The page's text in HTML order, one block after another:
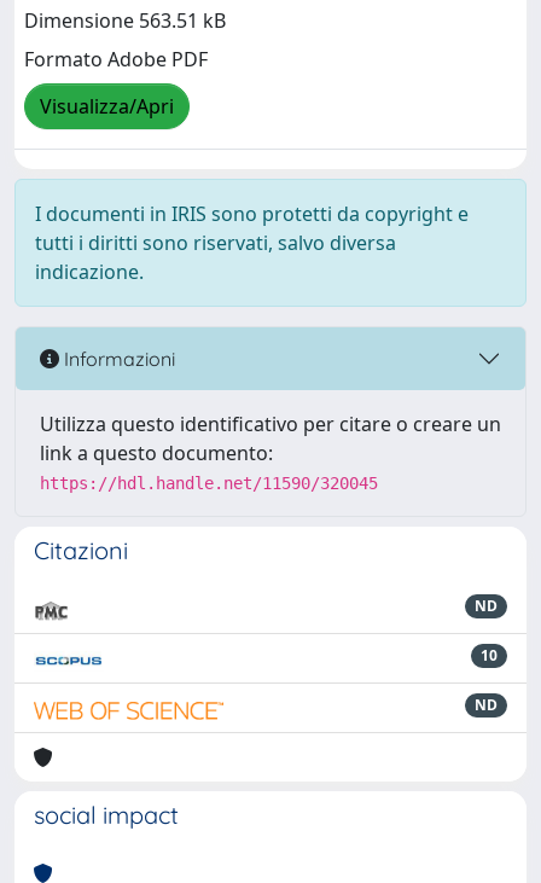
Dimensione 563.51 kB
Formato Adobe PDF
Visualizza/Apri
I documenti in IRIS sono protetti da copyright e
tutti i diritti sono riservati, salvo diversa
indicazione.
Informazioni
Utilizza questo identificativo per citare o creare un
link a questo documento:
https://hdl.handle.net/11590/320045
Citazioni
ND
10
ND
social impact